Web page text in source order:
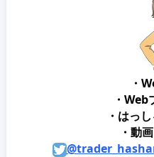
・
・
・はっ
・動